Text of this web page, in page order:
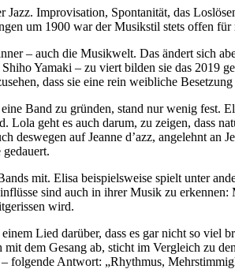
Improvisation, Spontanität, das
um 1900 war der Musikstil stets offen
– auch die Musikwelt. Das ändert sich
Yamaki – zu viert bilden sie das 2019
dass sie eine rein weibliche
Band zu gründen, stand nur wenig fest.
geht es auch darum, zu zeigen, dass
deswegen auf Jeanne d’azz, angelehnt
mit. Elisa beispielsweise spielt unter
sind auch in ihrer Musik zu
wird.
Lied darüber, dass es gar nicht so
dem Gesang ab, sticht im Vergleich zu
folgende Antwort: „Rhythmus,